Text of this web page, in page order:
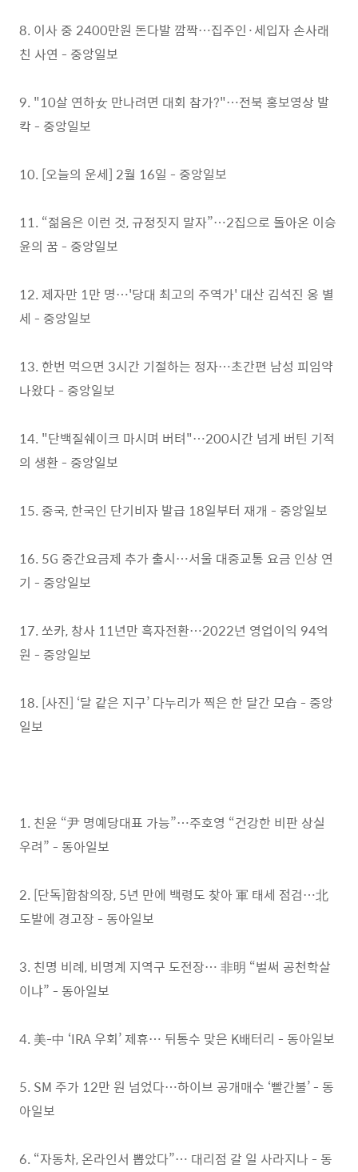
8. 이사 중 2400만원 돈다발 깜짝…집주인·세입자 손사래
친 사연 - 중앙일보
9. "10살 연하女 만나려면 대회 참가?"…전북 홍보영상 발
칵 - 중앙일보
10. [오늘의 운세] 2월 16일 - 중앙일보
11. “젊음은 이런 것, 규정짓지 말자”…2집으로 돌아온 이승
윤의 꿈 - 중앙일보
12. 제자만 1만 명…'당대 최고의 주역가' 대산 김석진 옹 별
세 - 중앙일보
13. 한번 먹으면 3시간 기절하는 정자…초간편 남성 피임약
나왔다 - 중앙일보
14. "단백질쉐이크 마시며 버텨"…200시간 넘게 버틴 기적
의 생환 - 중앙일보
15. 중국, 한국인 단기비자 발급 18일부터 재개 - 중앙일보
16. 5G 중간요금제 추가 출시…서울 대중교통 요금 인상 연
기 - 중앙일보
17. 쏘카, 창사 11년만 흑자전환…2022년 영업이익 94억
원 - 중앙일보
18. [사진] ‘달 같은 지구’ 다누리가 찍은 한 달간 모습 - 중앙
일보
1. 친윤 “尹 명예당대표 가능”…주호영 “건강한 비판 상실
우려” - 동아일보
2. [단독]합참의장, 5년 만에 백령도 찾아 軍 태세 점검…北
도발에 경고장 - 동아일보
3. 친명 비례, 비명계 지역구 도전장… 非明 “벌써 공천학살
이냐” - 동아일보
4. 美-中 ‘IRA 우회’ 제휴… 뒤통수 맞은 K배터리 - 동아일보
5. SM 주가 12만 원 넘었다…하이브 공개매수 ‘빨간불’ - 동
아일보
6. “자동차, 온라인서 뽑았다”… 대리점 갈 일 사라지나 - 동